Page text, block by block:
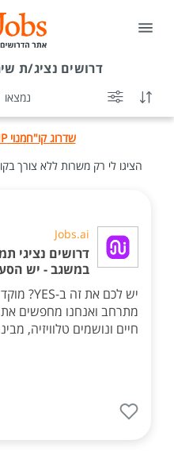
דרושים נציג/ת
נמצאו 1 משרות
שדרוג קו"חמנוי VIP
הציגו לי רק משרות ללא צורך
Jobs.ai
במשגב - יש
מתרחב ואנחנו מחפשים
חיים ונושמים טלוויזיה,